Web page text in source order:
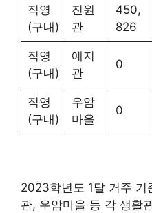
직영
(구내)
진원
관
450,
826
직영
(구내)
예지
관
0
직영
(구내)
우암
마을
0
2023학년도 1달 거주 기
관, 우암마을 등 각 생활